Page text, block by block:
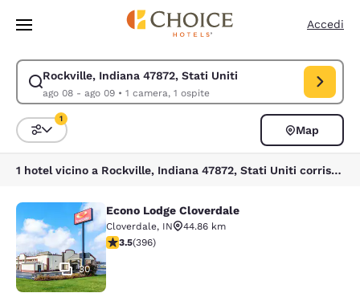
Vai A Contenuto Principale
Accedi
Rockville, Indiana 47872, Stati Uniti
ago 08 - ago 09• 1 camera, 1 ospite
Modifica la ricerca per Rockville, Indiana 47872, Stati Uniti. Data di
Ordina e filtra
1
Map
1 hotel vicino a Rockville, Indiana 47872, Stati Uniti corrispondono ai tuoi filtri
Econo Lodge Cloverdale
30
Econo Lodge Cloverdale
Cloverdale, IN
44.86 km
Valutazione di 3.51 stelle. Buono. 396 recensioni
3.5(396)